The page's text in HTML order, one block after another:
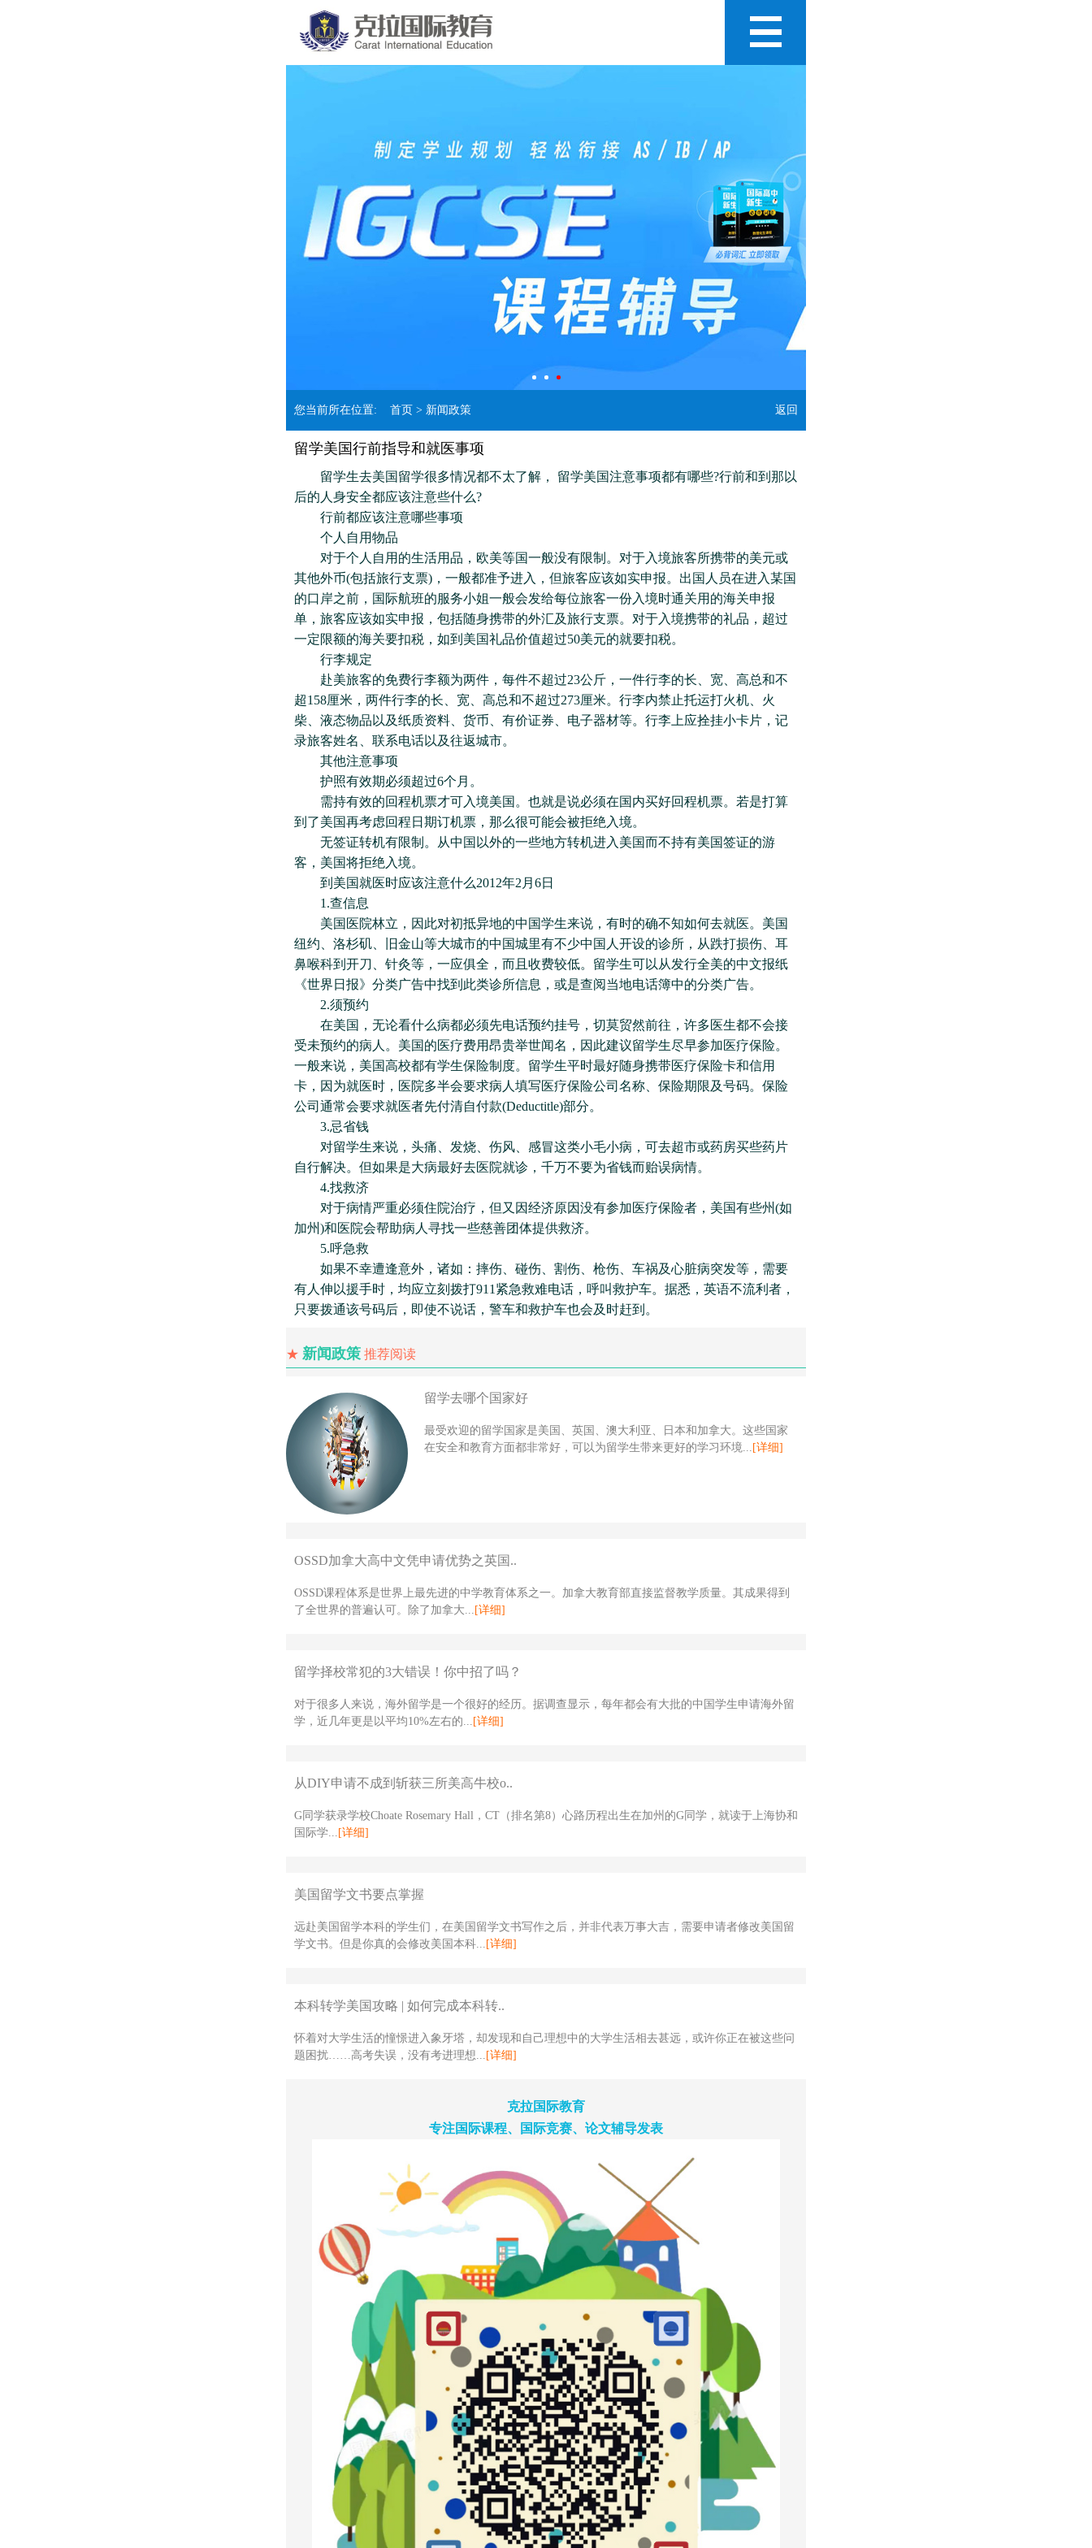
您当前所在位置: 首页 > 新闻政策 返回
留学美国行前指导和就医事项
留学生去美国留学很多情况都不太了解， 留学美国注意事项都有哪些?行前和到那以
后的人身安全都应该注意些什么?
行前都应该注意哪些事项
个人自用物品
对于个人自用的生活用品，欧美等国一般没有限制。对于入境旅客所携带的美元或
其他外币(包括旅行支票)，一般都准予进入，但旅客应该如实申报。出国人员在进入某国
的口岸之前，国际航班的服务小姐一般会发给每位旅客一份入境时通关用的海关申报
单，旅客应该如实申报，包括随身携带的外汇及旅行支票。对于入境携带的礼品，超过
一定限额的海关要扣税，如到美国礼品价值超过50美元的就要扣税。
行李规定
赴美旅客的免费行李额为两件，每件不超过23公斤，一件行李的长、宽、高总和不
超158厘米，两件行李的长、宽、高总和不超过273厘米。行李内禁止托运打火机、火
柴、液态物品以及纸质资料、货币、有价证券、电子器材等。行李上应拴挂小卡片，记
录旅客姓名、联系电话以及往返城市。
其他注意事项
护照有效期必须超过6个月。
需持有效的回程机票才可入境美国。也就是说必须在国内买好回程机票。若是打算
到了美国再考虑回程日期订机票，那么很可能会被拒绝入境。
无签证转机有限制。从中国以外的一些地方转机进入美国而不持有美国签证的游
客，美国将拒绝入境。
到美国就医时应该注意什么2012年2月6日
1.查信息
美国医院林立，因此对初抵异地的中国学生来说，有时的确不知如何去就医。美国
纽约、洛杉矶、旧金山等大城市的中国城里有不少中国人开设的诊所，从跌打损伤、耳
鼻喉科到开刀、针灸等，一应俱全，而且收费较低。留学生可以从发行全美的中文报纸
《世界日报》分类广告中找到此类诊所信息，或是查阅当地电话簿中的分类广告。
2.须预约
在美国，无论看什么病都必须先电话预约挂号，切莫贸然前往，许多医生都不会接
受未预约的病人。美国的医疗费用昂贵举世闻名，因此建议留学生尽早参加医疗保险。
一般来说，美国高校都有学生保险制度。留学生平时最好随身携带医疗保险卡和信用
卡，因为就医时，医院多半会要求病人填写医疗保险公司名称、保险期限及号码。保险
公司通常会要求就医者先付清自付款(Deductitle)部分。
3.忌省钱
对留学生来说，头痛、发烧、伤风、感冒这类小毛小病，可去超市或药房买些药片
自行解决。但如果是大病最好去医院就诊，千万不要为省钱而贻误病情。
4.找救济
对于病情严重必须住院治疗，但又因经济原因没有参加医疗保险者，美国有些州(如
加州)和医院会帮助病人寻找一些慈善团体提供救济。
5.呼急救
如果不幸遭逢意外，诸如：摔伤、碰伤、割伤、枪伤、车祸及心脏病突发等，需要
有人伸以援手时，均应立刻拨打911紧急救难电话，呼叫救护车。据悉，英语不流利者，
只要拨通该号码后，即使不说话，警车和救护车也会及时赶到。
★ 新闻政策 推荐阅读
留学去哪个国家好
最受欢迎的留学国家是美国、英国、澳大利亚、日本和加拿大。这些国家
在安全和教育方面都非常好，可以为留学生带来更好的学习环境... [详细]
OSSD加拿大高中文凭申请优势之英国..
OSSD课程体系是世界上最先进的中学教育体系之一。加拿大教育部直接监督教学质量。其成果得到
了全世界的普遍认可。除了加拿大... [详细]
留学择校常犯的3大错误！你中招了吗？
对于很多人来说，海外留学是一个很好的经历。据调查显示，每年都会有大批的中国学生申请海外留
学，近几年更是以平均10%左右的... [详细]
从DIY申请不成到斩获三所美高牛校o..
G同学获录学校Choate Rosemary Hall，CT（排名第8）心路历程出生在加州的G同学，就读于上海协和
国际学... [详细]
美国留学文书要点掌握
远赴美国留学本科的学生们，在美国留学文书写作之后，并非代表万事大吉，需要申请者修改美国留
学文书。但是你真的会修改美国本科... [详细]
本科转学美国攻略 | 如何完成本科转..
怀着对大学生活的憧憬进入象牙塔，却发现和自己理想中的大学生活相去甚远，或许你正在被这些问
题困扰……高考失误，没有考进理想... [详细]
克拉国际教育
专注国际课程、国际竞赛、论文辅导发表